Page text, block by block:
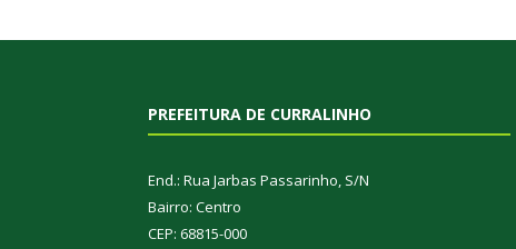
PREFEITURA DE CURRALINHO
End.: Rua Jarbas Passarinho, S/N
Bairro: Centro
CEP: 68815-000